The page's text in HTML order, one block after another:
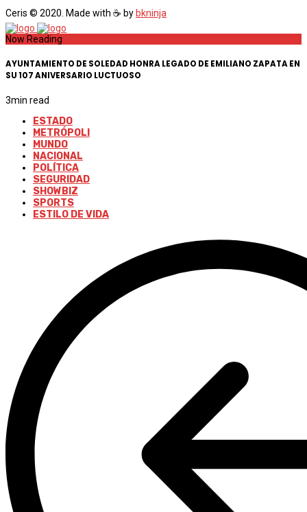
Ceris © 2020. Made with ☕ by bkninja
Now Reading
AYUNTAMIENTO DE SOLEDAD HONRA LEGADO DE EMILIANO ZAPATA EN
SU 107 ANIVERSARIO LUCTUOSO
3min read
ESTADO
METRÓPOLI
MUNDO
NACIONAL
POLÍTICA
SEGURIDAD
SHOWBIZ
SPORTS
ESTILO DE VIDA